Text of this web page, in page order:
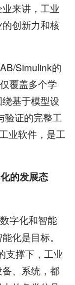
来讲，工业
创新力和核
Simulink的
覆盖多个学
基于模型设
验证的完整工
业软件，是工
的发展态
字化和智能
化是目标。
支撑下，工业
、系统，都